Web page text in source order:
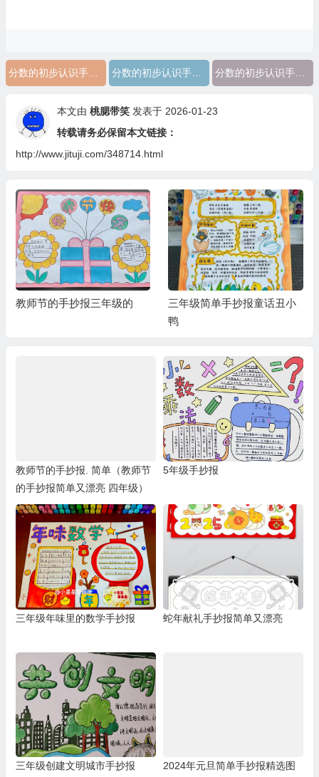
分数的初步认识手抄报三年级上册
本文由 桃腮带笑发表于 2026-01-23
转载请务必保留本文链接：
http://www.jituji.com/348714.html
教师节的手抄报三年级的
三年级简单手抄报童话丑小
鸭
教师节的手抄报. 简单（教师节
的手抄报简单又漂亮 四年级）
5年级手抄报
三年级年味里的数学手抄报 蛇年献礼手抄报简单又漂亮
三年级创建文明城市手抄报
2024年元旦简单手抄报精选图